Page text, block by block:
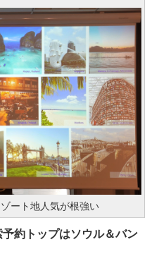
ート地人気が根強い
約トップはソウル＆バン